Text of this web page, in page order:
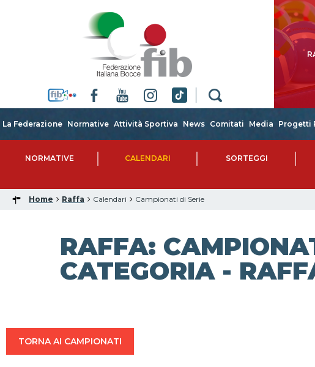
La Federazione Normative Attività Sportiva News Comitati Media Progetti
NORMATIVE CALENDARI SORTEGGI
Home Raffa Calendari Campionati di Serie
RAFFA:
CATEGORIA -
TORNA AI CAMPIONATI